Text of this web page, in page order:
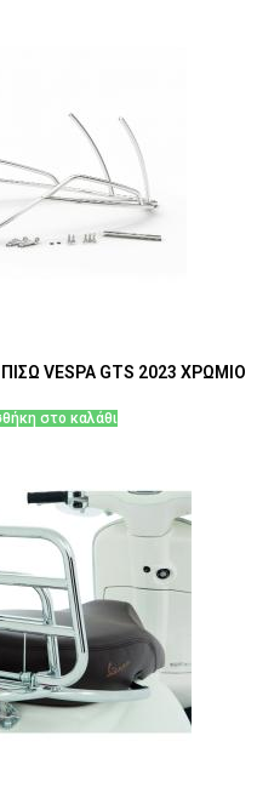
VESPA GTS 2023 ΧΡΩΜΙΟ
στο καλάθι